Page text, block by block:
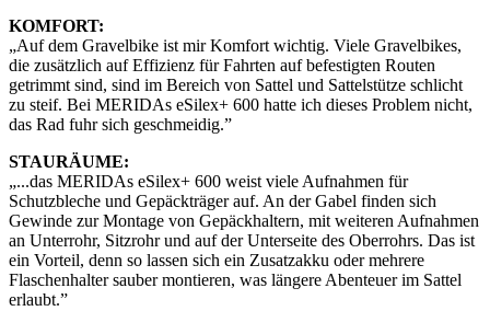
KOMFORT:
„Auf dem Gravelbike ist mir Komfort wichtig. Viele Gravelbikes,
die zusätzlich auf Effizienz für Fahrten auf befestigten Routen
getrimmt sind, sind im Bereich von Sattel und Sattelstütze schlicht
zu steif. Bei MERIDAs eSilex+ 600 hatte ich dieses Problem nicht,
das Rad fuhr sich geschmeidig.”
STAURÄUME:
„...das MERIDAs eSilex+ 600 weist viele Aufnahmen für
Schutzbleche und Gepäckträger auf. An der Gabel finden sich
Gewinde zur Montage von Gepäckhaltern, mit weiteren Aufnahmen
an Unterrohr, Sitzrohr und auf der Unterseite des Oberrohrs. Das ist
ein Vorteil, denn so lassen sich ein Zusatzakku oder mehrere
Flaschenhalter sauber montieren, was längere Abenteuer im Sattel
erlaubt.”